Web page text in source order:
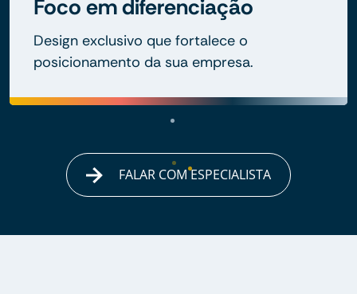
Foco em diferenciação
Design exclusivo que fortalece o
posicionamento da sua empresa.
FALAR COM ESPECIALISTA